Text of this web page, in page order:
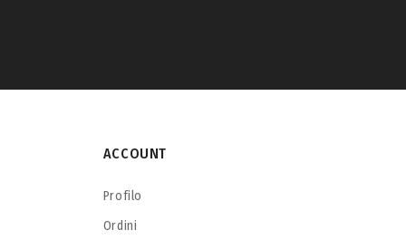
ACCOUNT
Profilo
Ordini